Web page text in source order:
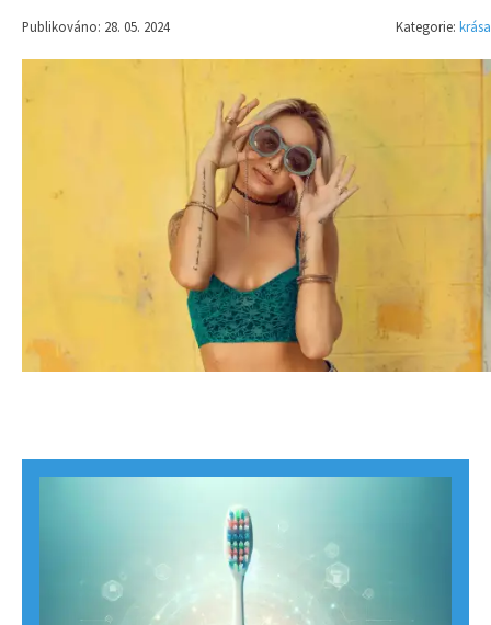
Publikováno: 28. 05. 2024 Kategorie: krása